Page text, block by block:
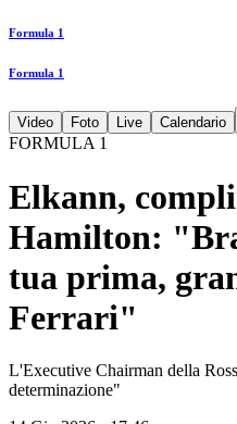
Formula 1
Formula 1
Video Foto Live Calendario
FORMULA 1
Elkann,
Hamilton:
tua prima,
Ferrari"
L'Executive Chairman della
determinazione"